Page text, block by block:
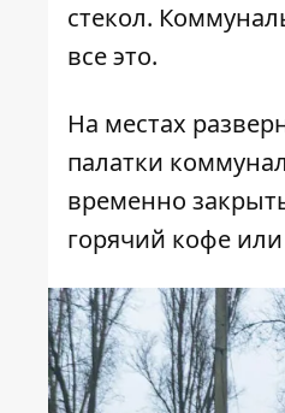
стекол.
все это.
На местах
палатки
временно
горячий кофе